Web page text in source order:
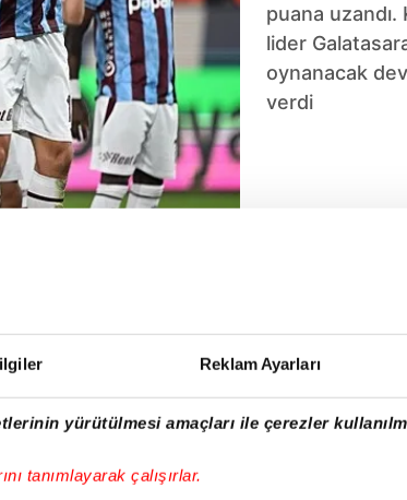
Reklam Ayarları
yürütülmesi amaçları ile çerezler
tanımlayarak çalışırlar.
puana
lider
oynanacak
verdi